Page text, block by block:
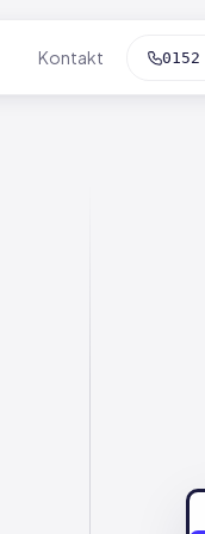
Kontakt